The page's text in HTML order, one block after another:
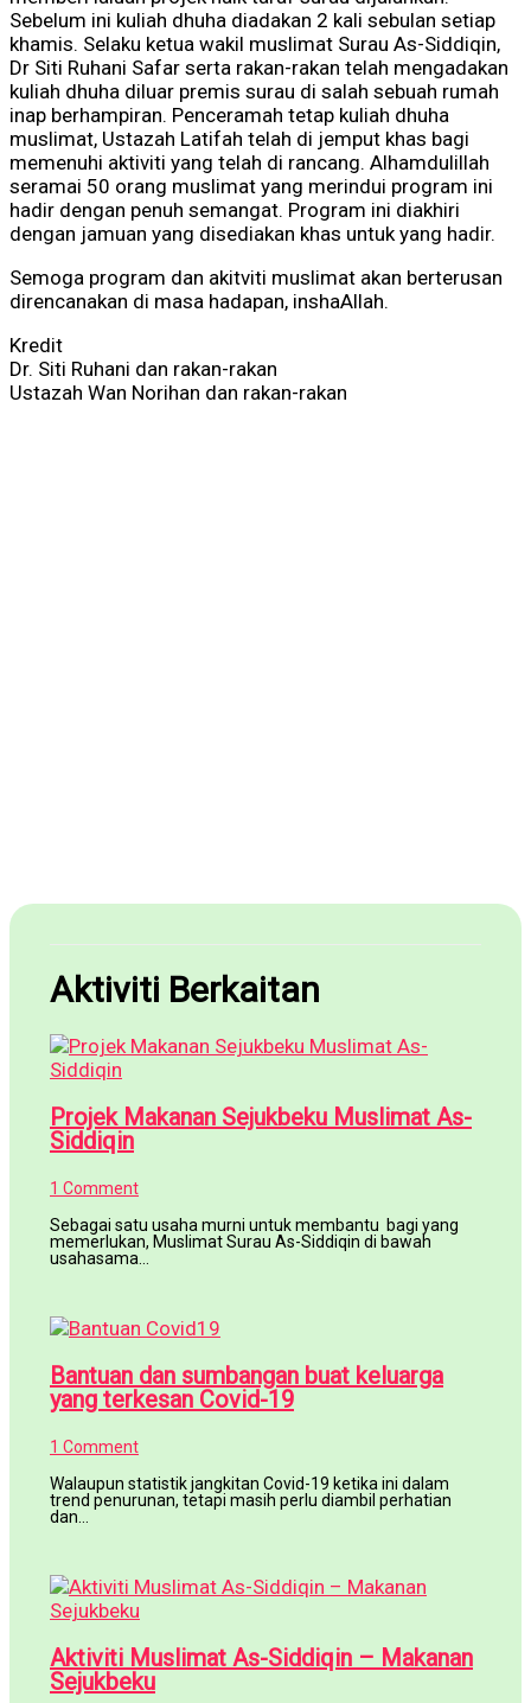
Sebelum ini kuliah dhuha diadakan 2 kali sebulan setiap
khamis. Selaku ketua wakil muslimat Surau As-Siddiqin,
Dr Siti Ruhani Safar serta rakan-rakan telah mengadakan
kuliah dhuha diluar premis surau di salah sebuah rumah
inap berhampiran. Penceramah tetap kuliah dhuha
muslimat, Ustazah Latifah telah di jemput khas bagi
memenuhi aktiviti yang telah di rancang. Alhamdulillah
seramai 50 orang muslimat yang merindui program ini
hadir dengan penuh semangat. Program ini diakhiri
dengan jamuan yang disediakan khas untuk yang hadir.
Semoga program dan akitviti muslimat akan berterusan
direncanakan di masa hadapan, inshaAllah.
Kredit
Dr. Siti Ruhani dan rakan-rakan
Ustazah Wan Norihan dan rakan-rakan
Aktiviti Berkaitan
Projek Makanan Sejukbeku Muslimat As-
Siddiqin
1 Comment
Sebagai satu usaha murni untuk membantu bagi yang
memerlukan, Muslimat Surau As-Siddiqin di bawah
usahasama…
Bantuan dan sumbangan buat keluarga
yang terkesan Covid-19
1 Comment
Walaupun statistik jangkitan Covid-19 ketika ini dalam
trend penurunan, tetapi masih perlu diambil perhatian
dan…
Aktiviti Muslimat As-Siddiqin – Makanan
Sejukbeku